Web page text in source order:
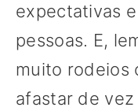
expectativas
pessoas. E,
muito rodeios
afastar de